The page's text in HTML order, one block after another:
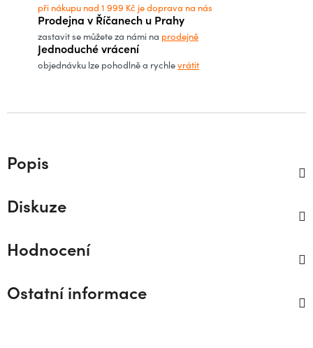
při nákupu nad 1 999 Kč je doprava na nás
Prodejna v Říčanech u Prahy
zastavit se můžete za námi na prodejně
Jednoduché vrácení
objednávku lze pohodlně a rychlevrátit
Popis
Diskuze
Hodnocení
Ostatní informace